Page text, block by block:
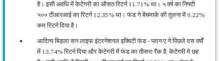
है। इसी अवधि में केटेगरी का औसत रिटर्न 11.71% था। ५ वर्ष का निफ्टी
५०० टीआरआई का रिटर्न 12.35% था। फंड ने बेंचमार्क की तुलना में 0.22%
कम रिटर्न दिया है।
आदित्य बिड़ला सन लाइफ इंटरनेशनल इक्विटी फंड - प्लान ए ने पिछले दस वर्षों
में 13.74% रिटर्न दिया और केटेगरी में फंड का तीसरा रैंक है, केटेगरी मे छह